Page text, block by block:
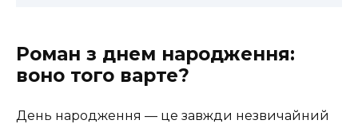
Роман з днем народження:
воно того варте?
День народження — це завжди незвичайний